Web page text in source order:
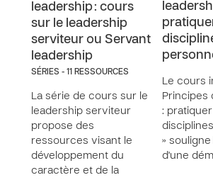
leadership : cours
sur le leadership
serviteur ou Servant
leadership
SÉRIES - 11 RESSOURCES
La série de cours sur le
leadership serviteur
propose des
ressources visant le
développement du
caractère et de la
Le cours
Principes
:
»
d'une